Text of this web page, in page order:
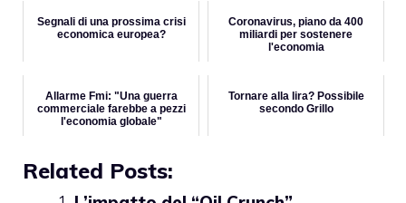
Segnali di una prossima crisi
economica europea?
Coronavirus, piano da 400
miliardi per sostenere
l'economia
Allarme Fmi: "Una guerra
commerciale farebbe a pezzi
l'economia globale"
Tornare alla lira? Possibile
secondo Grillo
Related Posts: